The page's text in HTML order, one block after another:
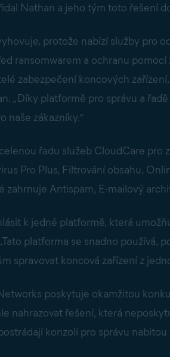
Nathan a jeho tým toto řešení
protože nabízí služby pro
ransomwarem a ochranu
zabezpečení koncových
„Díky platformě pro správu a
naše zákazníky.“
řadu služeb CloudCare pro
Pro Plus, Filtrování obsahu,
zahrnuje Antispam, E-mailový
k jedné platformě, která
platforma se snadno používá,
spravovat koncová zařízení z
poskytuje okamžitou
nahrazovat řešení, která
konzoli pro správu nabitou